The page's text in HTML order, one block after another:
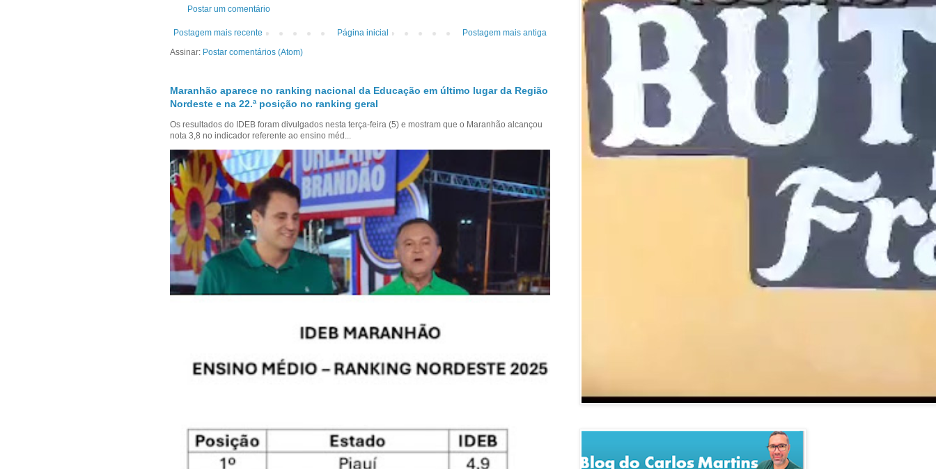
Postar um comentário
Postagem mais recente Postagem mais antiga
Página inicial
Assinar: Postar comentários (Atom)
Maranhão aparece no ranking nacional da Educação em último lugar da Região
Nordeste e na 22.ª posição no ranking geral
Os resultados do IDEB foram divulgados nesta terça-feira (5) e mostram que o Maranhão alcançou
nota 3,8 no indicador referente ao ensino méd...